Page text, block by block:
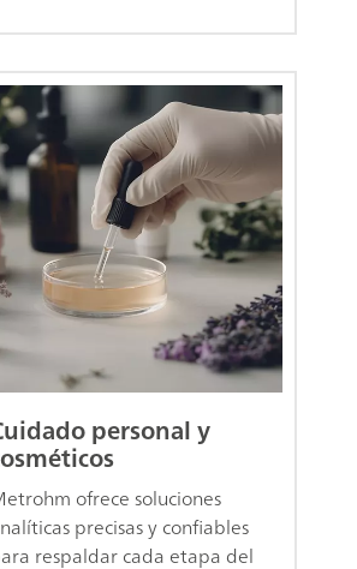
personal y
ofrece soluciones
precisas y confiables
respaldar cada etapa del